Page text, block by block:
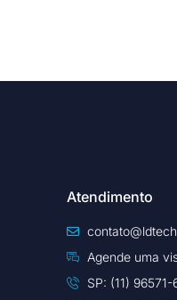
Atendimento
Agende uma
SP: (11)